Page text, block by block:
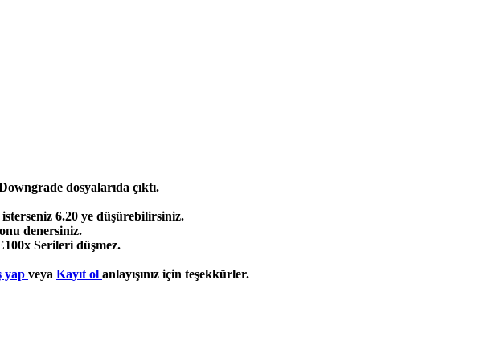
dosyalarıda çıktı.
isterseniz 6.20 ye düşürebilirsiniz.
denersiniz.
Serileri düşmez.
yap veya Kayıt ol anlayışınız için teşekkürler.